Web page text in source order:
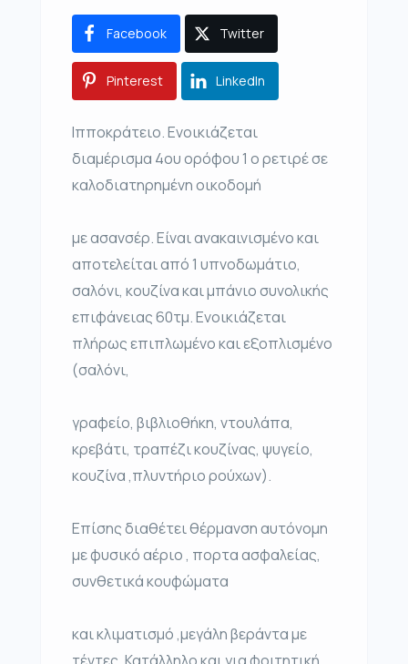
Facebook Twitter
Pinterest LinkedIn
Ιπποκράτειο. Ενοικιάζεται
διαμέρισμα 4ου ορόφου 1 ο ρετιρέ σε
καλοδιατηρημένη οικοδομή
με ασανσέρ. Είναι ανακαινισμένο και
αποτελείται από 1 υπνοδωμάτιο,
σαλόνι, κουζίνα και μπάνιο συνολικής
επιφάνειας 60τμ. Ενοικιάζεται
πλήρως επιπλωμένο και εξοπλισμένο
(σαλόνι,
γραφείο, βιβλιοθήκη, ντουλάπα,
κρεβάτι, τραπέζι κουζίνας, ψυγείο,
κουζίνα ,πλυντήριο ρούχων).
Επίσης διαθέτει θέρμανση αυτόνομη
με φυσικό αέριο , πορτα ασφαλείας,
συνθετικά κουφώματα
και κλιματισμό ,μεγάλη βεράντα με